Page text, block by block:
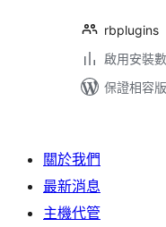
rbplugins
啟用安裝
保證相容
關於我們
最新消息
主機代管